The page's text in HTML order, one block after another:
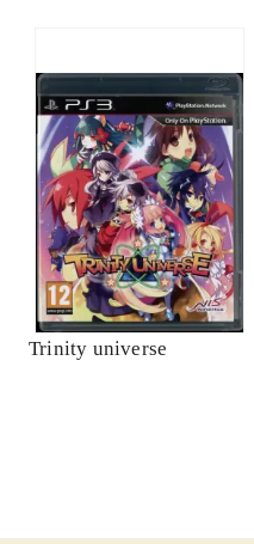
Trinity universe